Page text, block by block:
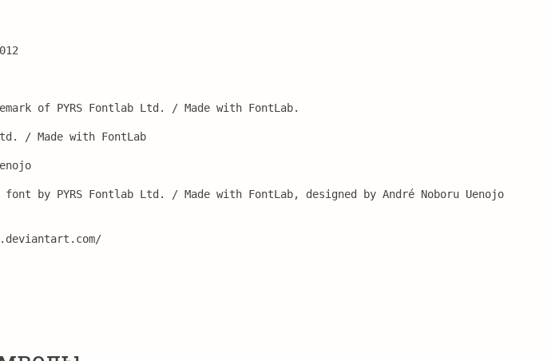
of PYRS Fontlab Ltd. / Made with FontLab.
/ Made with FontLab
by PYRS Fontlab Ltd. / Made with FontLab, designed by André Noboru Uenojo